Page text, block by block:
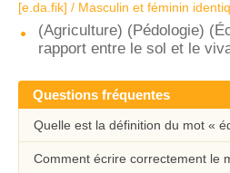
[e.da.fik] / Masculin et féminin
(Agriculture) (Pédologie)
rapport entre le sol et le
Questions fréquentes
Quelle est la définition du mot «
Comment écrire correctement le